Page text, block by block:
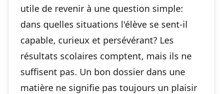
utile de revenir à une question simple:
dans quelles situations l'élève se sent-il
capable, curieux et persévérant? Les
résultats scolaires comptent, mais ils ne
suffisent pas. Un bon dossier dans une
matière ne signifie pas toujours un plaisir